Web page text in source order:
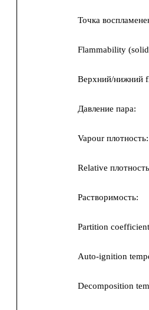
Точка
Flammability
Верхний/нижний
Давление пара:
Vapour плотность:
Relative
Растворимость:
Partition
Auto-ignition
Decomposition